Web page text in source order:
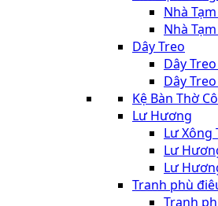
Nhà
Nhà
Dây Treo
Dây
Dây
Kệ Bàn Thờ
Lư Hương
Lư Xông
Lư
Lư
Tranh phù
Tranh